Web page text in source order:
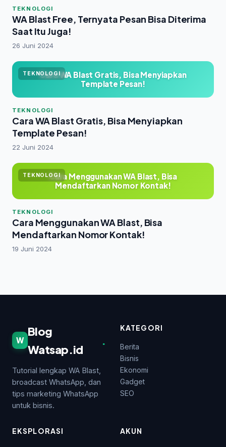
TEKNOLOGI
WA Blast Free, Ternyata Pesan Bisa Diterima
Saat Itu Juga!
26 Juni 2024
TEKNOLOGI
Cara WA Blast Gratis, Bisa Menyiapkan
Template Pesan!
TEKNOLOGI
Cara WA Blast Gratis, Bisa Menyiapkan
Template Pesan!
22 Juni 2024
TEKNOLOGICara Menggunakan WA Blast, Bisa
Mendaftarkan Nomor Kontak!
TEKNOLOGI
Cara Menggunakan WA Blast, Bisa
Mendaftarkan Nomor Kontak!
19 Juni 2024
W
Blog
Watsap.id
.
Tutorial lengkap WA Blast,
broadcast WhatsApp, dan
tips marketing WhatsApp
untuk bisnis.
KATEGORI
Berita
Bisnis
Ekonomi
Gadget
SEO
EKSPLORASI AKUN